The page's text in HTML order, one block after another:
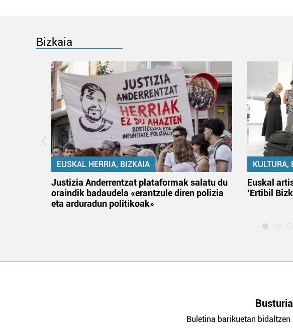
Bizkaia
EUSKAL HERRIA, BIZKAIA
Justizia Anderrentzat plataformak salatu du
oraindik badaudela «erantzule diren polizia
eta arduradun politikoak»
KULTURA,
Euskal
‘Ertibil
Buletina barikuetan